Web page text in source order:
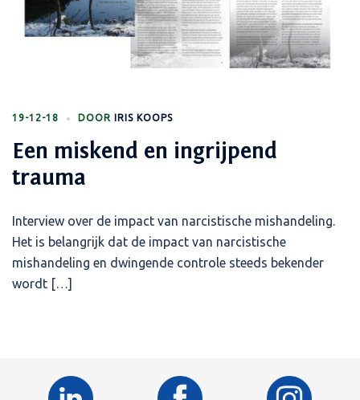
19-12-18 DOOR IRIS KOOPS
Een miskend en ingrijpend
trauma
Interview over de impact van narcistische mishandeling.
Het is belangrijk dat de impact van narcistische
mishandeling en dwingende controle steeds bekender
wordt […]